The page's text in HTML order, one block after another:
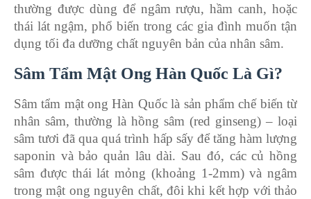
thường được dùng để ngâm rượu, hầm canh, hoặc
thái lát ngậm, phổ biến trong các gia đình muốn tận
dụng tối đa dưỡng chất nguyên bản của nhân sâm.
Sâm Tẩm Mật Ong Hàn Quốc Là Gì?
Sâm tẩm mật ong Hàn Quốc là sản phẩm chế biến từ
nhân sâm, thường là hồng sâm (red ginseng) – loại
sâm tươi đã qua quá trình hấp sấy để tăng hàm lượng
saponin và bảo quản lâu dài. Sau đó, các củ hồng
sâm được thái lát mỏng (khoảng 1-2mm) và ngâm
trong mật ong nguyên chất, đôi khi kết hợp với thảo